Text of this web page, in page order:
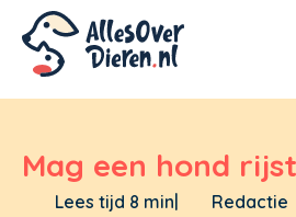
Mag een hond
Lees tijd 8 min| Redactie